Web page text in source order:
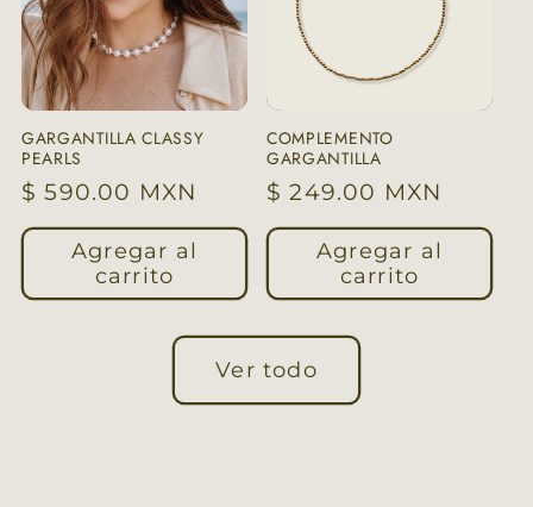
GARGANTILLA CLASSY
PEARLS
Precio
habitual
$ 590.00 MXN
Agregar al
carrito
COMPLEMENTO
GARGANTILLA
Precio
habitual
$ 249.00 MXN
Agregar al
carrito
Ver todo